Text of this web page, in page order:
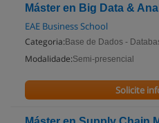
Máster en Big Data &
EAE Business School
Categoria: Base de Dados -
Modalidade:Semi-presencial
Solicite